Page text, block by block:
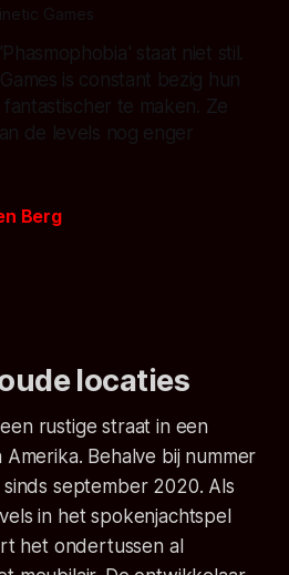
Games
staat niet stil.
is constant bezig hun
te maken. Ze
de levels nog enger
Berg
locaties
rustige straat in een
Behalve bij nummer
september 2020. Als
in het spokenjachtspel
het ondertussen al